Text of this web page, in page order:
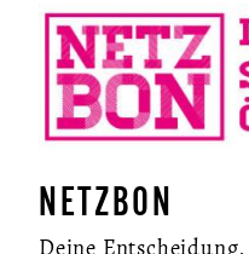
NETZBON
Deine